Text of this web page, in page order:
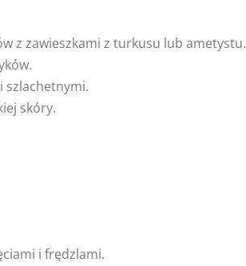
z zawieszkami z turkusu lub ametystu.
szlachetnymi.
skóry.
i frędzlami.